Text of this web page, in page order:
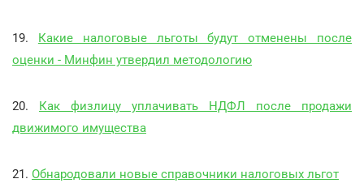
19. Какие налоговые льготы будут отменены после
оценки - Минфин утвердил методологию
20. Как физлицу уплачивать НДФЛ после продажи
движимого имущества
21. Обнародовали новые справочники налоговых льгот